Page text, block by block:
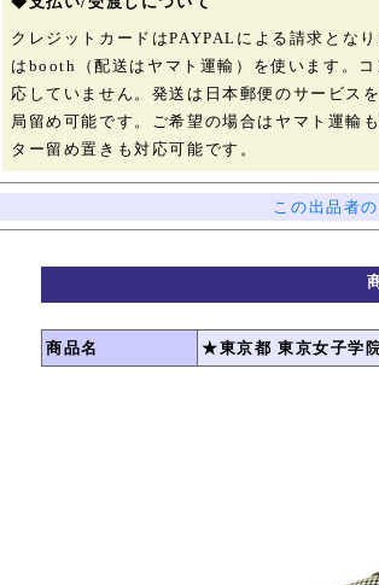
クレジットカードはPAYPALによる請求とな
はbooth（配送はヤマト運輸）を使います。
応していません。発送は日本郵便のサービス
局留め可能です。ご希望の場合はヤマト運輸
ター留め置きも対応可能です。
この出品者
商品名 ★東京都 東京女子学